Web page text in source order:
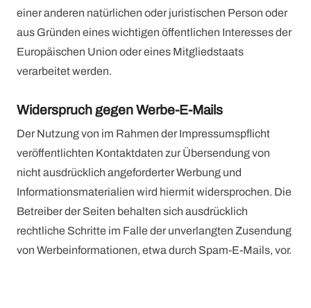
einer anderen natürlichen oder juristischen Person oder
aus Gründen eines wichtigen öffentlichen Interesses der
Europäischen Union oder eines Mitgliedstaats
verarbeitet werden.
Widerspruch gegen Werbe-E-Mails
Der Nutzung von im Rahmen der Impressumspflicht
veröffentlichten Kontaktdaten zur Übersendung von
nicht ausdrücklich angeforderter Werbung und
Informationsmaterialien wird hiermit widersprochen. Die
Betreiber der Seiten behalten sich ausdrücklich
rechtliche Schritte im Falle der unverlangten Zusendung
von Werbeinformationen, etwa durch Spam-E-Mails, vor.